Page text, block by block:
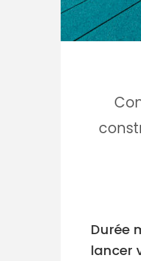
Durée
lancer